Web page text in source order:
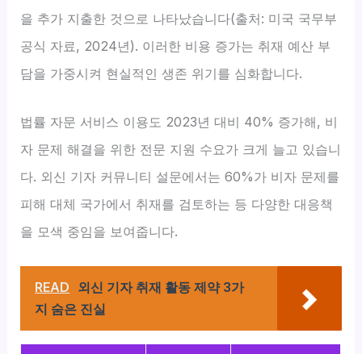
을 추가 지출한 것으로 나타났습니다(출처: 미국 국무부
공식 자료, 2024년). 이러한 비용 증가는 취재 예산 부
담을 가중시켜 현실적인 생존 위기를 심화합니다.
법률 자문 서비스 이용도 2023년 대비 40% 증가해, 비
자 문제 해결을 위한 전문 지원 수요가 크게 늘고 있습니
다. 외신 기자 커뮤니티 설문에서는 60%가 비자 문제를
피해 대체 국가에서 취재를 검토하는 등 다양한 대응책
을 모색 중임을 보여줍니다.
READ 외신 기자 취재 활동 제약 3가
지 숨은 진실